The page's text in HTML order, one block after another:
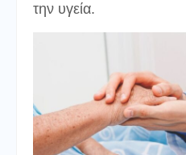
την υγεία.